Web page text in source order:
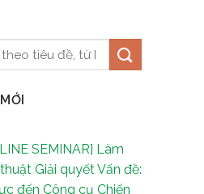
SEMINAR] Làm
Giải quyết Vấn đề:
đến Công cụ Chiến